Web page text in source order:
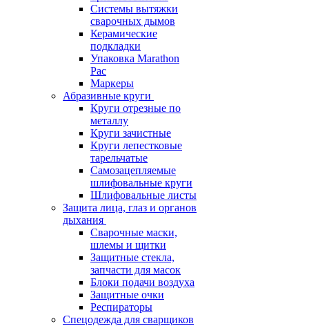
Системы вытяжки
сварочных дымов
Керамические
подкладки
Упаковка Marathon
Pac
Маркеры
Абразивные круги
Круги отрезные по
металлу
Круги зачистные
Круги лепестковые
тарельчатые
Самозацепляемые
шлифовальные круги
Шлифовальные листы
Защита лица, глаз и органов
дыхания
Сварочные маски,
шлемы и щитки
Защитные стекла,
запчасти для масок
Блоки подачи воздуха
Защитные очки
Респираторы
Спецодежда для сварщиков